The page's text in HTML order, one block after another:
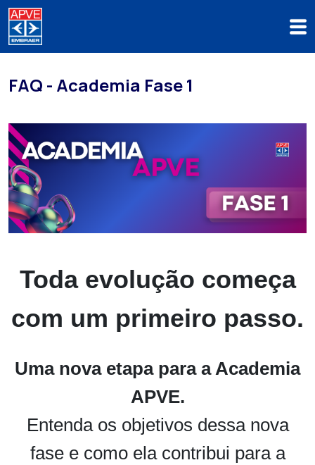
FAQ - Academia Fase 1
Toda evolução começa
com um primeiro passo.
Uma nova etapa para a Academia
APVE.
Entenda os objetivos dessa nova
fase e como ela contribui para a